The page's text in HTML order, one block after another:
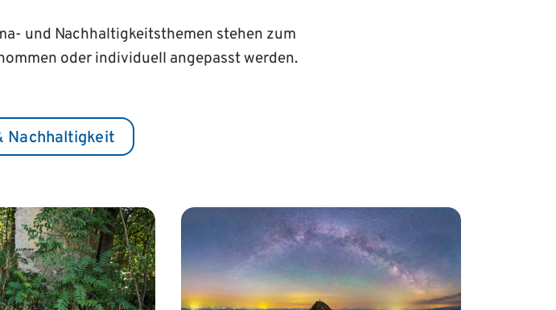
und Nachhaltigkeitsthemen stehen zum
oder individuell angepasst werden.
Nachhaltigkeit